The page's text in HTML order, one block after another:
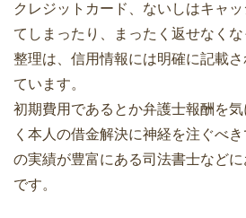
クレジットカード、ないしはキャ
てしまったり、まったく返せなく
整理は、信用情報には明確に記載
ています。
初期費用であるとか弁護士報酬を
く本人の借金解決に神経を注ぐべ
の実績が豊富にある司法書士など
です。